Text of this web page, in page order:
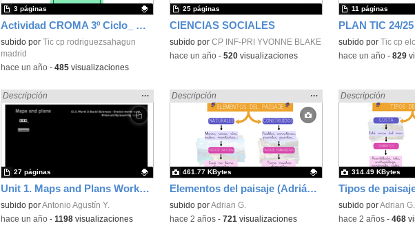
Actividad CROMA 3º Ciclo_ El tiempo meteorológico
Contenido educativo.
subido por Tic cp rodriguezsahagun
madrid
3 páginas
-hace un año- 485visualizaciones
CIENCIAS SOCIALES
subido por CP INF-PRI YVONNE BLAKE
25 páginas
-hace un año- 520visualizaciones
PLAN TIC 24/25
subido por Tic cp
11 páginas
-hace un año- 829
Unit 1. Maps and Plans Worksheet
Encontrado «Ciencias Sociales» en:
Descripción
Mostrar
la
ubicación
…
Contenido educativo.
subido porAntonio Agustín Y.
27 páginas
-hace un año- 1198visualizaciones
Elementos del paisaje (Adrián García Fernández)
Encontrado «Ciencias Sociales» en:
Descripción
Mostrar
la
ubicación
…
Contenido educativo.
subido porAdrian G.
461.77 KBytes
-hace 2 años- 721 visualizaciones
Encontrado
Descripción
Contenido educativo.
subido porAdrian G.
314.49 KBytes
-hace 2 años- 468